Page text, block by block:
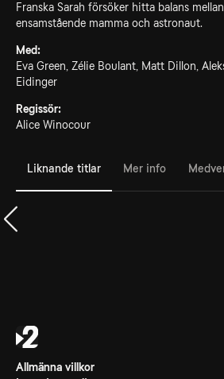
Franska Sarah försöker hitta balans
ensamstående mamma och astronaut.
Med:
Eva Green, Zélie Boulant, Matt Dillon,
Eidinger
Regissör:
Alice Winocour
Liknande titlar Mer info
Allmänna villkor